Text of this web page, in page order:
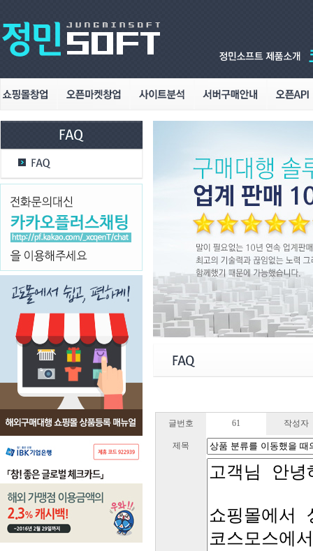
글번호 61 작성자
제목